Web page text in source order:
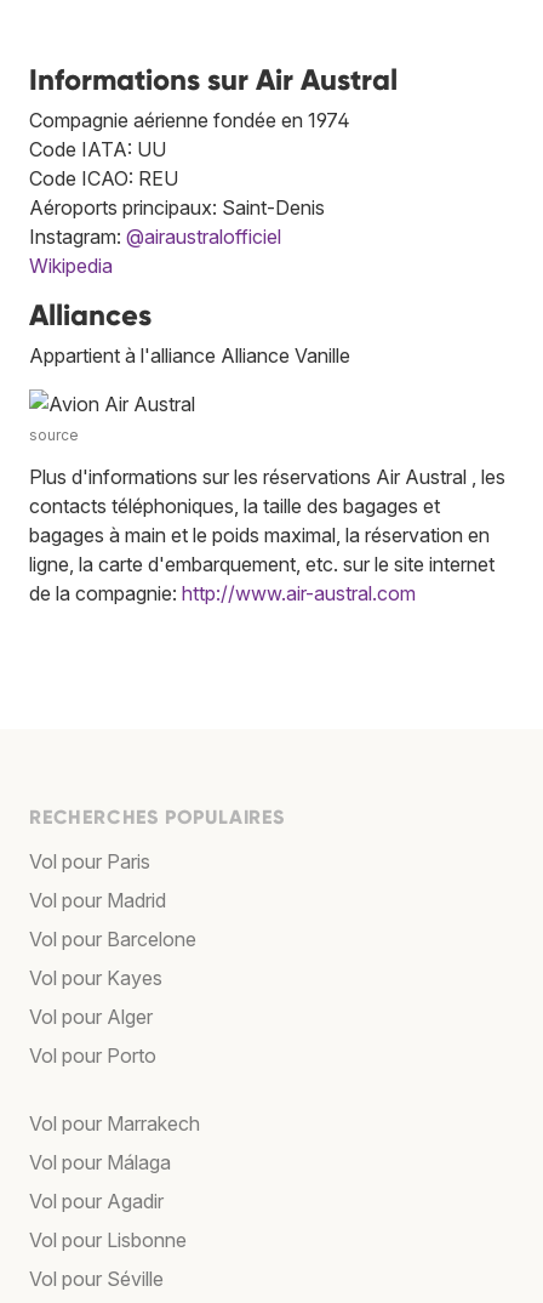
Informations sur Air Austral
Compagnie aérienne fondée en 1974
Code IATA: UU
Code ICAO: REU
Aéroports principaux: Saint-Denis
Instagram: @airaustralofficiel
Wikipedia
Alliances
Appartient à l'alliance Alliance Vanille
source
Plus d'informations sur les réservations Air Austral , les
contacts téléphoniques, la taille des bagages et
bagages à main et le poids maximal, la réservation en
ligne, la carte d'embarquement, etc. sur le site internet
de la compagnie: http://www.air-austral.com
RECHERCHES POPULAIRES
Vol pour Paris
Vol pour Madrid
Vol pour Barcelone
Vol pour Kayes
Vol pour Alger
Vol pour Porto
Vol pour Marrakech
Vol pour Málaga
Vol pour Agadir
Vol pour Lisbonne
Vol pour Séville